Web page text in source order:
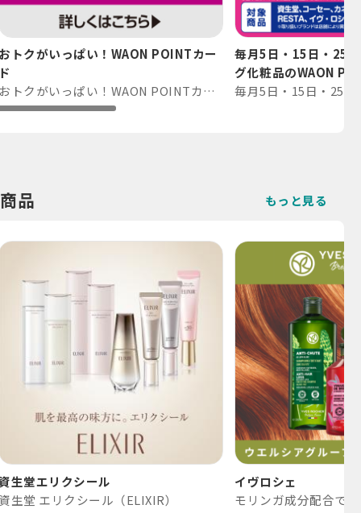
トクがいっぱい！WAON POINTカー
おトクがいっぱい！WAON POINTカード
毎月5日・15日・25
グ化粧品のWAON P⋯
商品 もっと見る
生堂エリクシール
生堂 エリクシール（ELIXIR）
イヴロシェ